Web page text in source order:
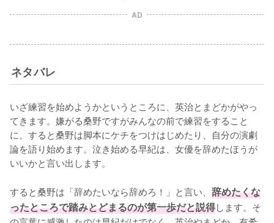
AD
ネタバレ
いざ練習を始めようかというところに、英治とまどかがやっ
てきます。嫌がる桑野ですがみんなの前で練習をすること
に。すると桑野は脚本にケチをつけはじめたり、自分の演劇
論を語り始めます。泣き始める早紀は、女優を辞めたほうが
いいかと言い出します。
すると桑野は「辞めたいなら辞めろ！」と言い、 辞めたくな
ったところで踏みとどまるのが第一歩だと説得します。そ